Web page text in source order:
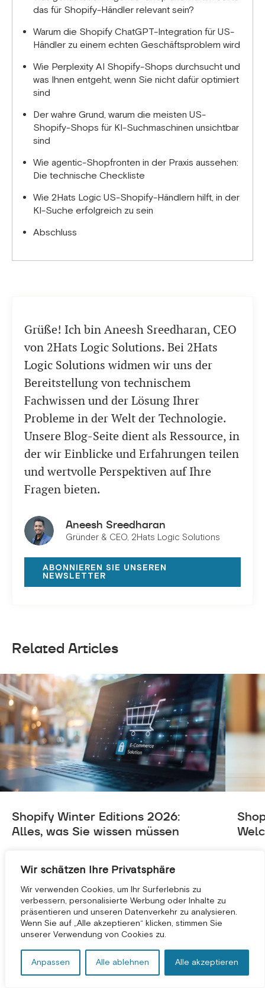
Wir schätzen Ihre Privatsphäre
Wir verwenden Cookies, um Ihr Surferlebnis zu
verbessern, personalisierte Werbung oder Inhalte zu
präsentieren und unseren Datenverkehr zu analysieren.
Wenn Sie auf „Alle akzeptieren“ klicken, stimmen Sie
unserer Verwendung von Cookies zu.
Anpassen Alle ablehnen Alle akzeptieren
KOSTENLOSE BERATUNG *
Klick auf Ihre Seite aufmerksam gemacht. Da
nutzen, wird diese Sichtbarkeitslücke weiter
wachsen.
das für Shopify-Händler relevant sein?
Warum die Shopify ChatGPT-Integration für US-
Händler zu einem echten Geschäftsproblem wird
Wie Perplexity AI Shopify-Shops durchsucht und
was Ihnen entgeht, wenn Sie nicht dafür optimiert
sind
Der wahre Grund, warum die meisten US-
Shopify-Shops für KI-Suchmaschinen unsichtbar
sind
Wie agentic-Shopfronten in der Praxis aussehen:
Die technische Checkliste
Wie 2Hats Logic US-Shopify-Händlern hilft, in der
KI-Suche erfolgreich zu sein
Abschluss
Grüße! Ich bin Aneesh Sreedharan, CEO
von 2Hats Logic Solutions. Bei 2Hats
Logic Solutions widmen wir uns der
Bereitstellung von technischem
Fachwissen und der Lösung Ihrer
Probleme in der Welt der Technologie.
Unsere Blog-Seite dient als Ressource, in
der wir Einblicke und Erfahrungen teilen
und wertvolle Perspektiven auf Ihre
Fragen bieten.
Aneesh Sreedharan
Gründer & CEO, 2Hats Logic Solutions
ABONNIEREN SIE UNSEREN
NEWSLETTER
Related Articles
Shopify Winter Editions 2026:
Alles, was Sie wissen müssen
größten Updates, die Shopify in den letzten
VIEW ALL